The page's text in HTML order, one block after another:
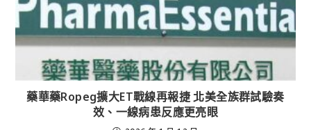
藥華藥Ropeg擴大ET戰線再報捷 北美全族群試驗奏
效、一線病患反應更亮眼